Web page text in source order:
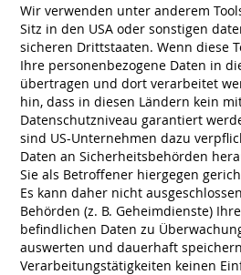
Wir verwenden unter anderem
Sitz in den USA oder sonstigen
sicheren Drittstaaten. Wenn diese
Ihre personenbezogene Daten in
übertragen und dort verarbeitet
hin, dass in diesen Ländern kein
Datenschutzniveau garantiert
sind US-Unternehmen dazu
Daten an Sicherheitsbehörden
Sie als Betroffener hiergegen
Es kann daher nicht
Behörden (z. B. Geheimdienste)
befindlichen Daten zu
auswerten und dauerhaft
Verarbeitungstätigkeiten keinen